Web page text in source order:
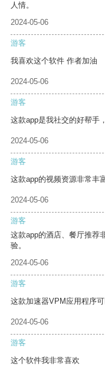
人情。
2024-05-06
游客
我喜欢这个软件 作者加油
2024-05-06
游客
这款app是我社交的好帮手
2024-05-06
游客
这款app的视频资源非常丰
2024-05-06
游客
这款app的酒店、餐厅推荐
验。
2024-05-06
游客
这款加速器VPM应用程序
2024-05-06
游客
这个软件我非常喜欢